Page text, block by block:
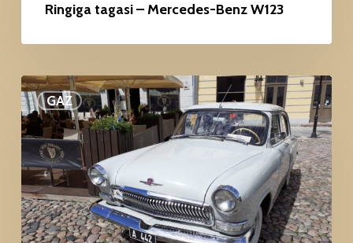
Ringiga tagasi – Mercedes-Benz W123
GAZ
GAZ
21R
Narvast